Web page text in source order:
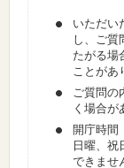
いただい
し、ご質
たがる場
ことがあ
ご質問の
く場合が
開庁時間
日曜、祝
できませ